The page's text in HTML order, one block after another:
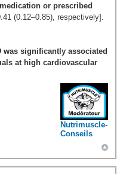
or prescribed
(0.12–0.85), respectively].
significantly associated
at high cardiovascular
Nutrimuscle-
Conseils